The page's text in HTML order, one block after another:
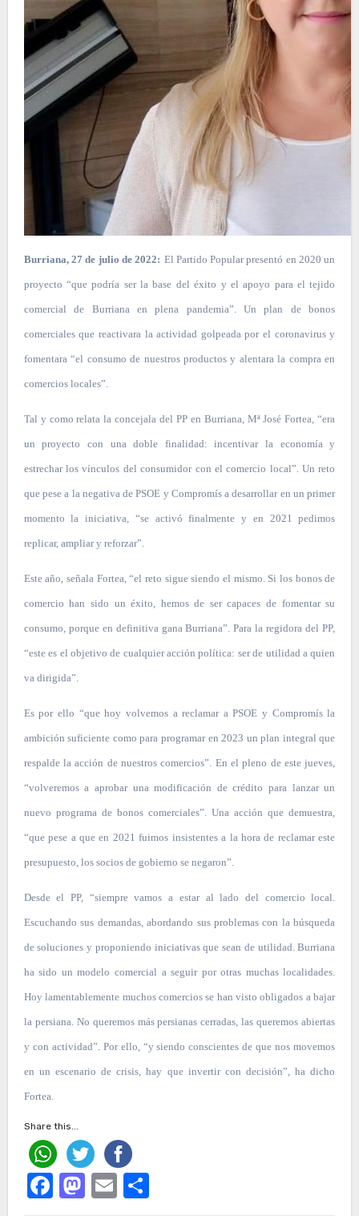
Burriana, 27 de julio de 2022: El Partido Popular presentó en 2020 un
proyecto “que podría ser la base del éxito y el apoyo para el tejido
comercial de Burriana en plena pandemia”. Un plan de bonos
comerciales que reactivara la actividad golpeada por el coronavirus y
fomentara “el consumo de nuestros productos y alentara la compra en
comercios locales”.
Tal y como relata la concejala del PP en Burriana, Mª José Fortea, “era
un proyecto con una doble finalidad: incentivar la economía y
estrechar los vínculos del consumidor con el comercio local”. Un reto
que pese a la negativa de PSOE y Compromís a desarrollar en un primer
momento la iniciativa, “se activó finalmente y en 2021 pedimos
replicar, ampliar y reforzar”.
Este año, señala Fortea, “el reto sigue siendo el mismo. Si los bonos de
comercio han sido un éxito, hemos de ser capaces de fomentar su
consumo, porque en definitiva gana Burriana”. Para la regidora del PP,
“este es el objetivo de cualquier acción política: ser de utilidad a quien
va dirigida”.
Es por ello “que hoy volvemos a reclamar a PSOE y Compromís la
ambición suficiente como para programar en 2023 un plan integral que
respalde la acción de nuestros comercios”. En el pleno de este jueves,
“volveremos a aprobar una modificación de crédito para lanzar un
nuevo programa de bonos comerciales”. Una acción que demuestra,
“que pese a que en 2021 fuimos insistentes a la hora de reclamar este
presupuesto, los socios de gobierno se negaron”.
Desde el PP, “siempre vamos a estar al lado del comercio local.
Escuchando sus demandas, abordando sus problemas con la búsqueda
de soluciones y proponiendo iniciativas que sean de utilidad. Burriana
ha sido un modelo comercial a seguir por otras muchas localidades.
Hoy lamentablemente muchos comercios se han visto obligados a bajar
la persiana. No queremos más persianas cerradas, las queremos abiertas
y con actividad”. Por ello, “y siendo conscientes de que nos movemos
en un escenario de crisis, hay que invertir con decisión”, ha dicho
Fortea.
Share this...
Facebook
Mastodon
Email